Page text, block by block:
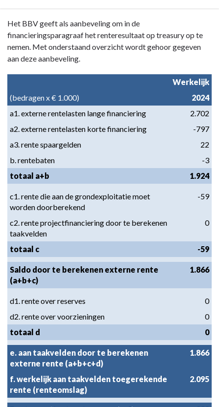
Terug
naar
navigatie
Financiering
Renteresultaat
Het BBV geeft als aanbeveling om in de
financieringsparagraaf het renteresultaat op treasury op te
nemen. Met onderstaand overzicht wordt gehoor gegeven
aan deze aanbeveling.
Werkelijk
(bedragen x € 1.000)
2024
a1. externe rentelasten lange financiering
2.702
a2. externe rentelasten korte financiering
-797
a3. rente spaargelden
22
b. rentebaten
-3
totaal a+b
1.924
c1. rente die aan de grondexploitatie moet
worden doorberekend
-59
c2. rente projectfinanciering door te berekenen
taakvelden
0
totaal c -59
Saldo door te berekenen externe rente
(a+b+c)
1.866
d1. rente over reserves
0
d2. rente over voorzieningen
0
totaal d
0
e. aan taakvelden door te berekenen
externe rente (a+b+c+d)
1.866
f. werkelijk aan taakvelden toegerekende
rente (renteomslag)
2.095